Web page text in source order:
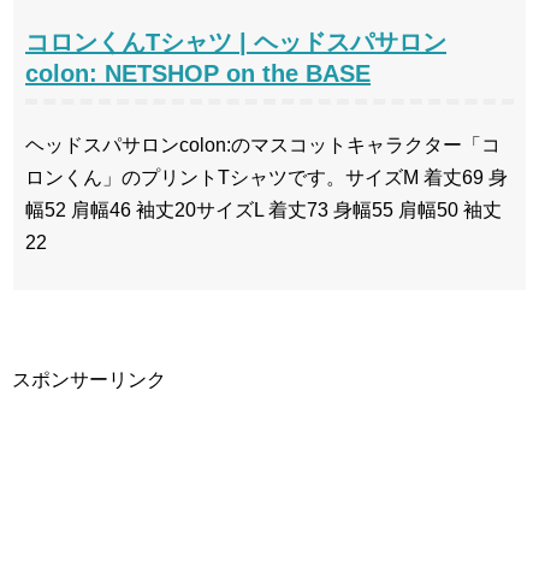
コロンくんTシャツ | ヘッドスパサロン
colon: NETSHOP on the BASE
ヘッドスパサロンcolon:のマスコットキャラクター「コ
ロンくん」のプリントTシャツです。サイズM 着丈69 身
幅52 肩幅46 袖丈20サイズL 着丈73 身幅55 肩幅50 袖丈
22
スポンサーリンク